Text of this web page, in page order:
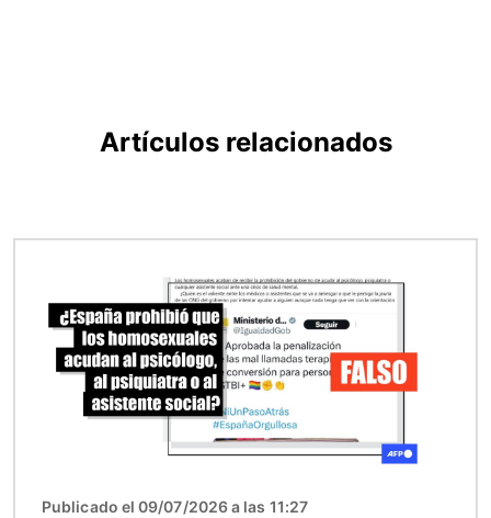
Artículos relacionados
Publicado el 09/07/2026 a las 11:27